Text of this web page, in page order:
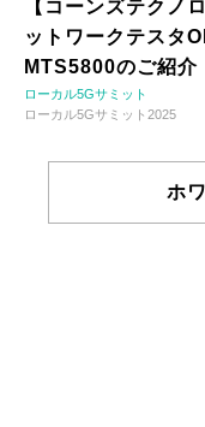
【コーンズテク
ットワークテスタ
MTS5800のご紹介
ローカル5Gサミット
ローカル5Gサミット2025
ホ